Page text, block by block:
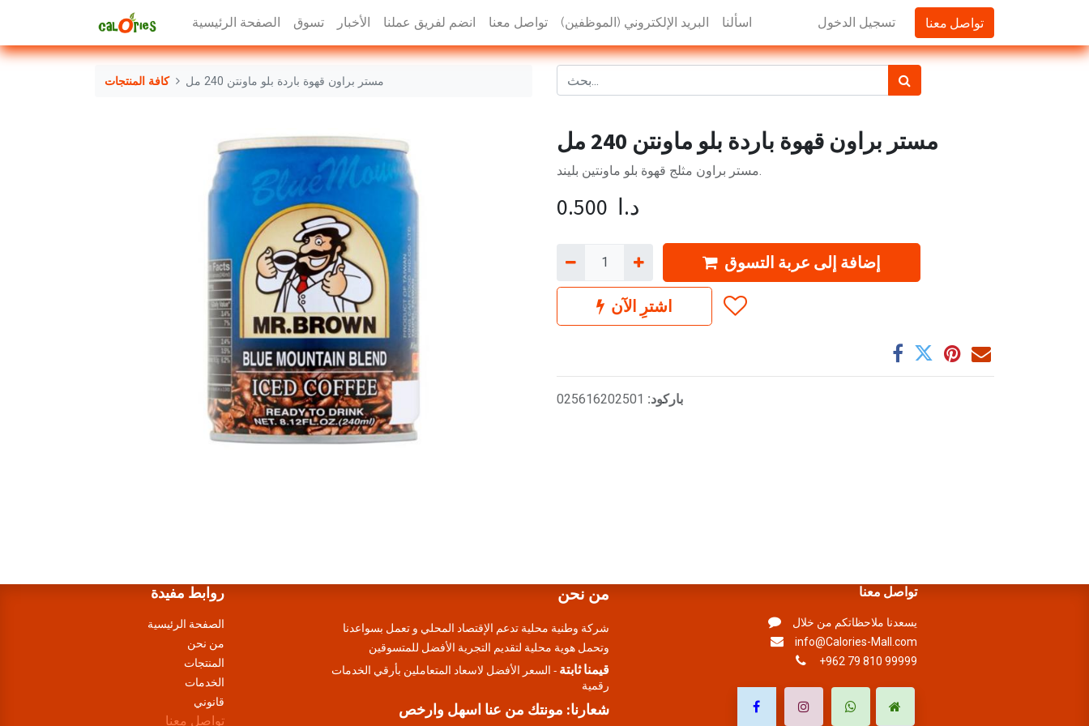
الصفحة الرئيسية تسوق الأخبار انضم لفريق عملنا تواصل معنا البريد الإلكتروني (الموظفين) اسألنا تسجيل الدخول تواصل معنا
كافة المنتجات مستر براون قهوة باردة بلو ماونتن 240 مل
مستر براون قهوة باردة بلو ماونتن 240 مل
مستر براون مثلج قهوة بلو ماونتين بليند.
0.500 د.ا
إضافة إلى عربة التسوق
اشترِ الآن
باركود: 025616202501
روابط مفيدة
الصفحة الرئيسية
من نحن
المنتجات
الخدمات
قانوني
تواصل معنا
من نحن
شركة وطنية محلية تدعم الإقتصاد المحلي و تعمل بسواعدنا
وتحمل هوية محلية لتقديم التجرية الأفضل للمتسوقين
قيمنا ثابتة - السعر الأفضل لاسعاد المتعاملين بأرقي الخدمات
رقمية
شعارنا: مونتك من عنا اسهل وارخص
تواصل معنا
يسعدنا ملاحظاتكم من خلال
info@Calories-Mall.com
+962 79 810 99999